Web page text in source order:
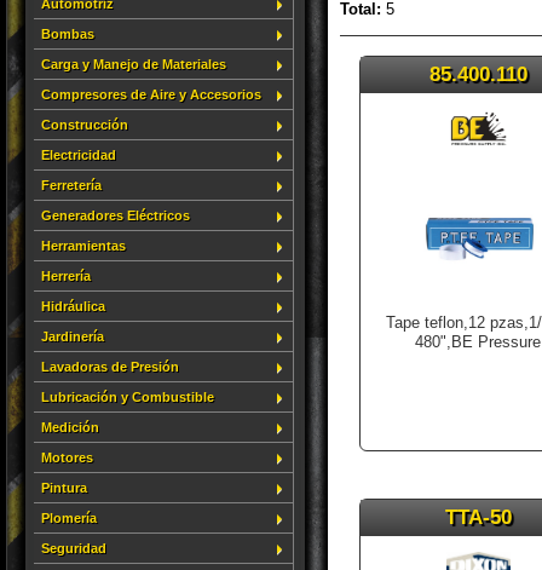
Automotriz
Bombas
Carga y Manejo de Materiales
Compresores de Aire y Accesorios
Construcción
Electricidad
Ferretería
Generadores Eléctricos
Herramientas
Herrería
Hidráulica
Jardinería
Lavadoras de Presión
Lubricación y Combustible
Medición
Motores
Pintura
Plomería
Seguridad
Total: 5
85.400.110
Tape teflon,12
480",BE Pressure
TTA-50